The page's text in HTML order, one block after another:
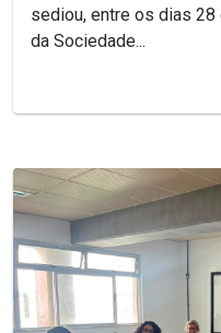
sediou, entre os dias 28
da Sociedade...